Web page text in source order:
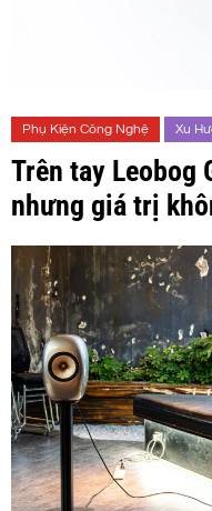
Phụ Kiện Công Nghệ Xu
Trên tay Leobog
nhưng giá trị